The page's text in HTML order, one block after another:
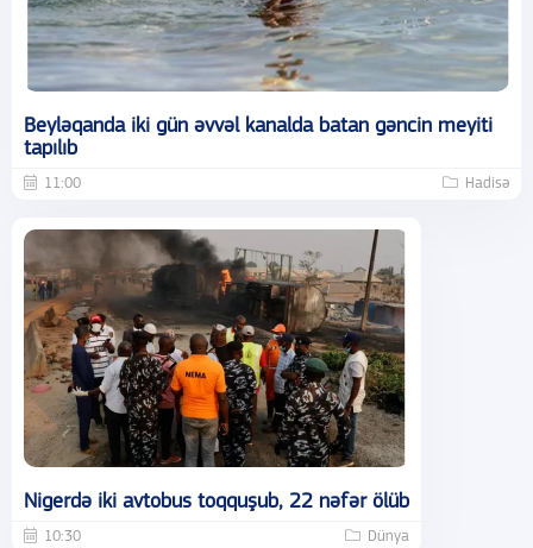
Beyləqanda iki gün əvvəl kanalda batan gəncin meyiti
tapılıb
11:00 Hadisə
Nigerdə iki avtobus toqquşub, 22 nəfər ölüb
10:30 Dünya